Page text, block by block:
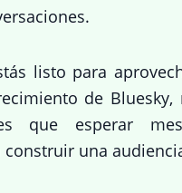
listo para
de Bluesky,
que esperar
construir una